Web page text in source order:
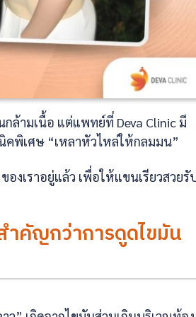
ล้ามเนื้อ แต่แพทย์ที่ Deva Clinic มี
คพิเศษ “เหลาหัวไหล่ให้กลมมน”
ของเราอยู่แล้ว เพื่อให้แขนเรียวสวยรั
ำคัญกว่าการดูดไขมัน